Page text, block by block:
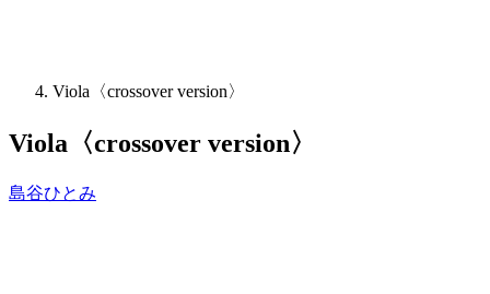
Viola〈crossover version〉
Viola〈crossover version〉
島谷ひとみ